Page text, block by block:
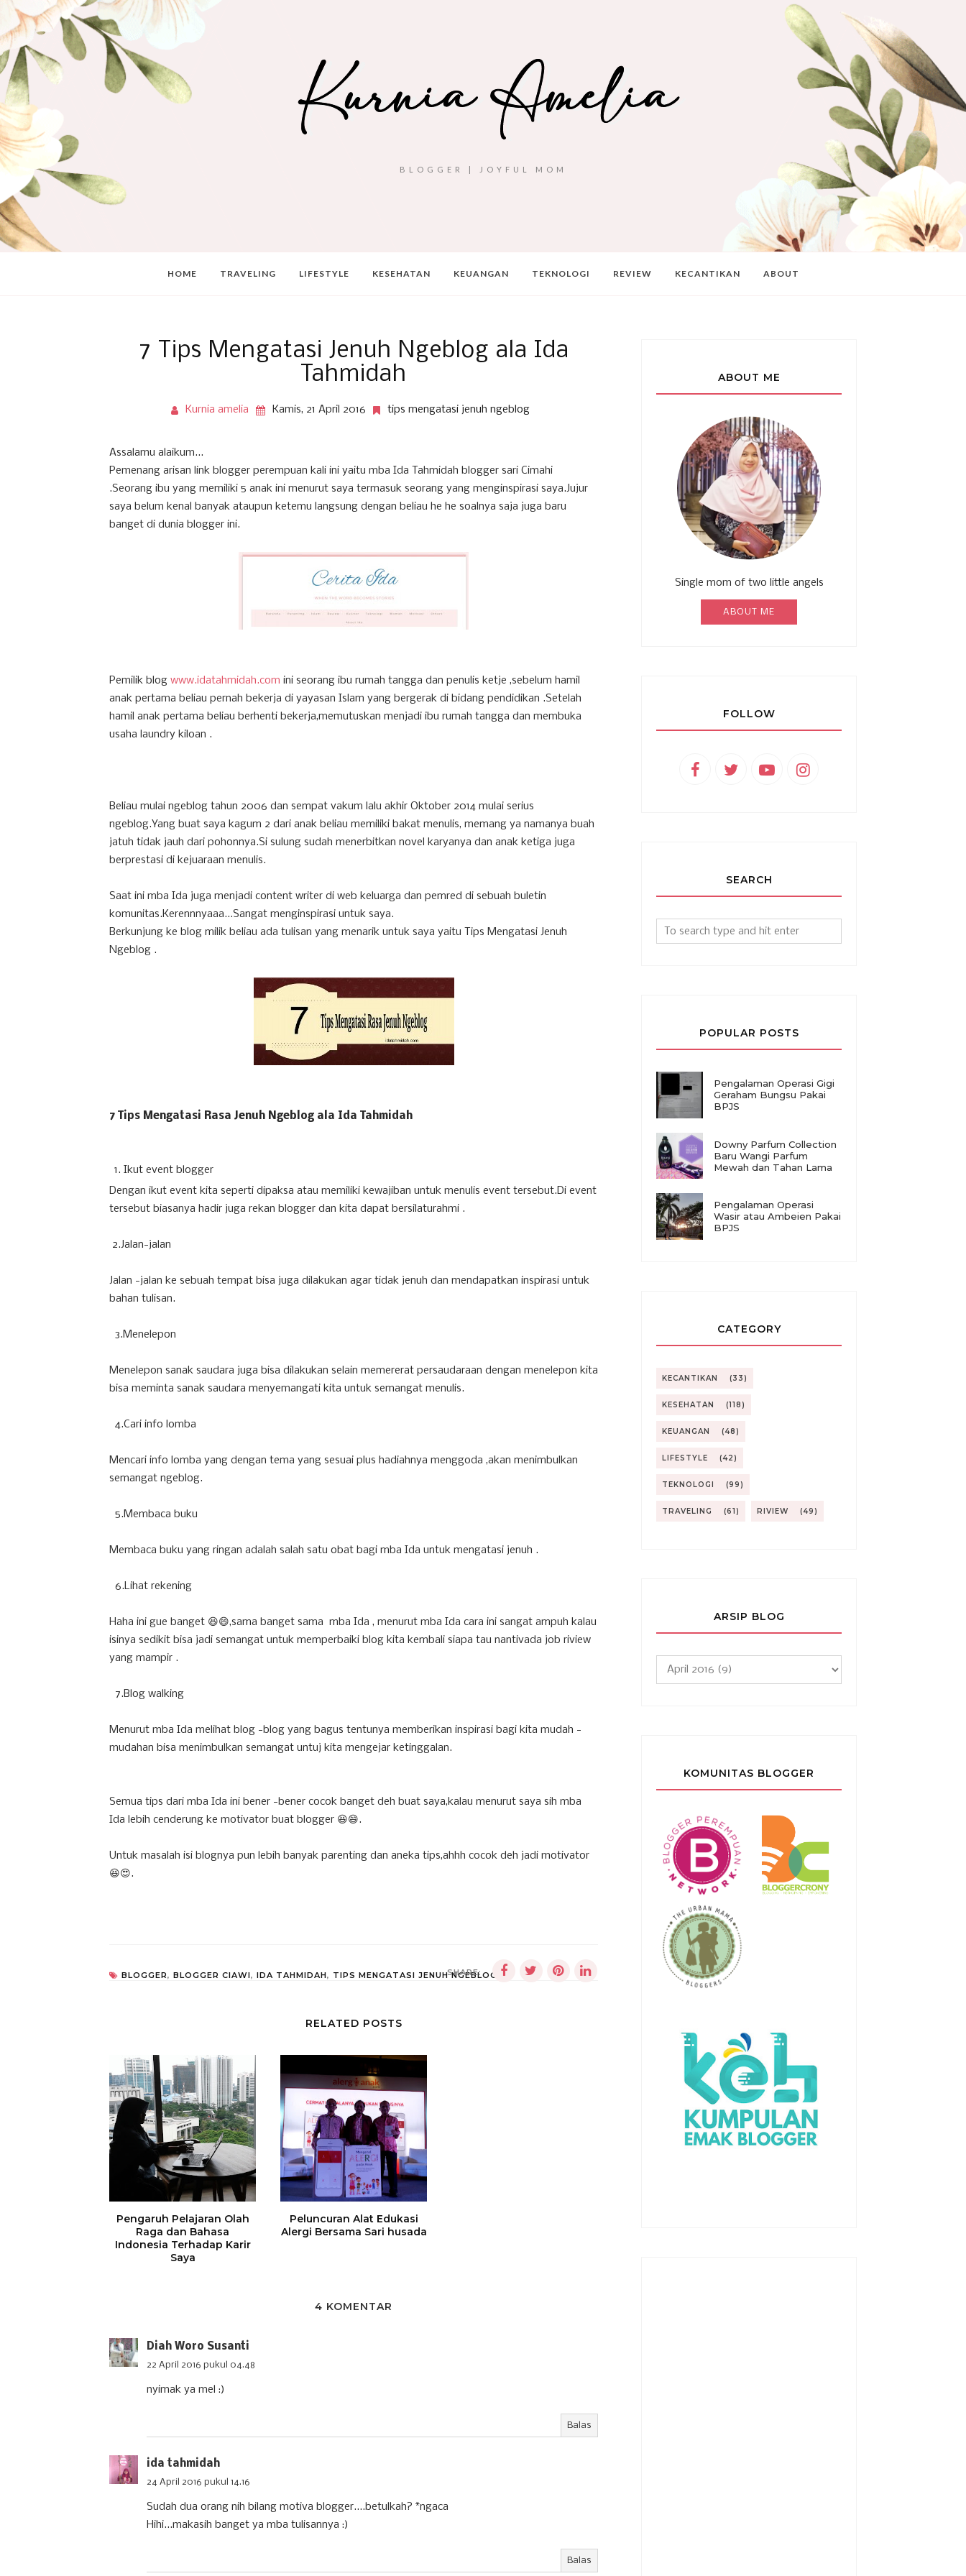
BLOGGER | JOYFUL MOM
HOME TRAVELING LIFESTYLE KESEHATAN KEUANGAN TEKNOLOGI REVIEW KECANTIKAN ABOUT
7 Tips Mengatasi Jenuh Ngeblog ala Ida
Tahmidah
Kurnia amelia Kamis, 21 April 2016 tips mengatasi jenuh ngeblog
Assalamu alaikum...
Pemenang arisan link blogger perempuan kali ini yaitu mba Ida Tahmidah blogger sari Cimahi
.Seorang ibu yang memiliki 5 anak ini menurut saya termasuk seorang yang menginspirasi saya.Jujur
saya belum kenal banyak ataupun ketemu langsung dengan beliau he he soalnya saja juga baru
banget di dunia blogger ini.
Pemilik blog www.idatahmidah.com ini seorang ibu rumah tangga dan penulis ketje ,sebelum hamil
anak pertama beliau pernah bekerja di yayasan Islam yang bergerak di bidang pendidikan .Setelah
hamil anak pertama beliau berhenti bekerja,memutuskan menjadi ibu rumah tangga dan membuka
usaha laundry kiloan .
Beliau mulai ngeblog tahun 2006 dan sempat vakum lalu akhir Oktober 2014 mulai serius
ngeblog.Yang buat saya kagum 2 dari anak beliau memiliki bakat menulis, memang ya namanya buah
jatuh tidak jauh dari pohonnya.Si sulung sudah menerbitkan novel karyanya dan anak ketiga juga
berprestasi di kejuaraan menulis.
Saat ini mba Ida juga menjadi content writer di web keluarga dan pemred di sebuah buletin
komunitas.Kerennnyaaa...Sangat menginspirasi untuk saya.
Berkunjung ke blog milik beliau ada tulisan yang menarik untuk saya yaitu Tips Mengatasi Jenuh
Ngeblog .
7 Tips Mengatasi Rasa Jenuh Ngeblog ala Ida Tahmidah
Ikut event blogger
Dengan ikut event kita seperti dipaksa atau memiliki kewajiban untuk menulis event tersebut.Di event
tersebut biasanya hadir juga rekan blogger dan kita dapat bersilaturahmi .
2.Jalan-jalan
Jalan -jalan ke sebuah tempat bisa juga dilakukan agar tidak jenuh dan mendapatkan inspirasi untuk
bahan tulisan.
3.Menelepon
Menelepon sanak saudara juga bisa dilakukan selain memererat persaudaraan dengan menelepon kita
bisa meminta sanak saudara menyemangati kita untuk semangat menulis.
4.Cari info lomba
Mencari info lomba yang dengan tema yang sesuai plus hadiahnya menggoda ,akan menimbulkan
semangat ngeblog.
5.Membaca buku
Membaca buku yang ringan adalah salah satu obat bagi mba Ida untuk mengatasi jenuh .
6.Lihat rekening
Haha ini gue banget 😆😄,sama banget sama mba Ida , menurut mba Ida cara ini sangat ampuh kalau
isinya sedikit bisa jadi semangat untuk memperbaiki blog kita kembali siapa tau nantivada job riview
yang mampir .
7.Blog walking
Menurut mba Ida melihat blog -blog yang bagus tentunya memberikan inspirasi bagi kita mudah -
mudahan bisa menimbulkan semangat untuj kita mengejar ketinggalan.
Semua tips dari mba Ida ini bener -bener cocok banget deh buat saya,kalau menurut saya sih mba
Ida lebih cenderung ke motivator buat blogger 😆😄.
Untuk masalah isi blognya pun lebih banyak parenting dan aneka tips,ahhh cocok deh jadi motivator
😆😍.
BLOGGER, BLOGGER CIAWI, IDA TAHMIDAH, TIPS MENGATASI JENUH NGEBLOG
SHARE:
RELATED POSTS
Pengaruh Pelajaran Olah
Raga dan Bahasa
Indonesia Terhadap Karir
Saya
Peluncuran Alat Edukasi
Alergi Bersama Sari husada
4 KOMENTAR
Diah Woro Susanti
22 April 2016 pukul 04.48
nyimak ya mel :)
Balas
ida tahmidah
24 April 2016 pukul 14.16
Sudah dua orang nih bilang motiva blogger....betulkah? *ngaca
Hihi...makasih banget ya mba tulisannya :)
Balas
ABOUT ME
Single mom of two little angels
ABOUT ME
FOLLOW
SEARCH
POPULAR POSTS
Pengalaman Operasi Gigi
Geraham Bungsu Pakai
BPJS
Downy Parfum Collection
Baru Wangi Parfum
Mewah dan Tahan Lama
Pengalaman Operasi
Wasir atau Ambeien Pakai
BPJS
CATEGORY
KECANTIKAN (33)
KESEHATAN (118)
KEUANGAN (48)
LIFESTYLE (42)
TEKNOLOGI (99)
TRAVELING (61) RIVIEW (49)
ARSIP BLOG
KOMUNITAS BLOGGER